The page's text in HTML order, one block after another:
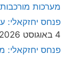
מערכות מורכבות
פנחס יחזקאלי:
4 באוגוסט 2026
פנחס יחזקאלי: